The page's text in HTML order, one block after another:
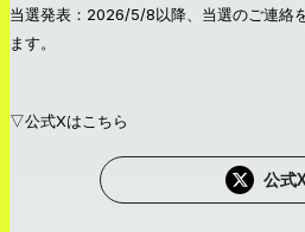
当選発表：2026/5/8以降、当選のご連絡
ます。
▽公式Xはこちら
公式